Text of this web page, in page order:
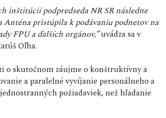
inštitúcií podpredseda NR SR následne
pristúpila k podávaniu podnetov na
FPU a ďalších orgánov,”uvádza sa v
Oľha.
o skutočnom záujme o konštruktívny a
a paralelné vyvíjanie personálneho a
požiadaviek, než hľadanie